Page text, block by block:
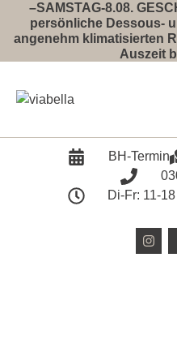
–SAMSTAG-8.08.
persönliche Dessous-
angenehm klimatisierten
Auszeit
BH-Termin
Di-Fr: 11-